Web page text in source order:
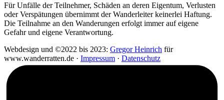
Für Unfälle der Teilnehmer, Schäden an deren Eigentum, Verlusten
oder Verspätungen übernimmt der Wanderleiter keinerlei Haftung.
Die Teilnahme an den Wanderungen erfolgt immer auf eigene
Gefahr und eigene Verantwortung.
Webdesign und ©2022 bis 2023: Gregor Heinrich für
www.wanderratten.de · Impressum · Datenschutz